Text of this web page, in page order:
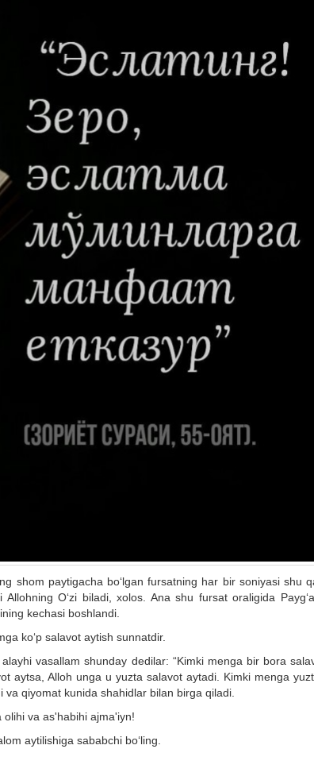
shom paytigacha bo‘lgan fursatning har bir soniyasi shu
O‘zi biladi, xolos. Ana shu fursat oraligida
kechasi boshlandi.
ko‘p salavot aytish sunnatdir.
vasallam shunday dedilar: “Kimki menga bir bora
aytsa, Alloh unga u yuzta salavot aytadi. Kimki menga
va qiyomat kunida shahidlar bilan birga qiladi.
va as'habihi ajma'iyn!
aytilishiga sababchi bo‘ling.